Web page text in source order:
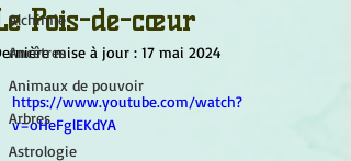
Alchimie
Ancêtres
Animaux de pouvoir
Arbres
Astrologie
Pois-de-cœur
mise à jour : 17 mai 2024
https://www.youtube.com/watch?
v=oHeFglEKdYA